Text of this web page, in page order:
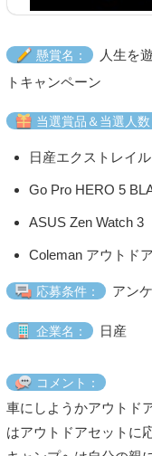
懸賞名：
人生を
トキャンペーン
当選賞品＆当選人数
日産エクストレイル
Go Pro HERO 5
ASUS Zen Watch 3
Coleman アウトド
応募条件： アン
企業名： 日産
コメント：
車にしようかアウトド
はアウトドアセットに